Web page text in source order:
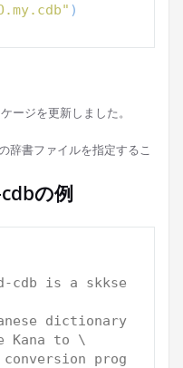
)
ージを更新しました。
辞書ファイルを指定するこ
の例
cdb is a skkse
dictionary
Kana to \
prog